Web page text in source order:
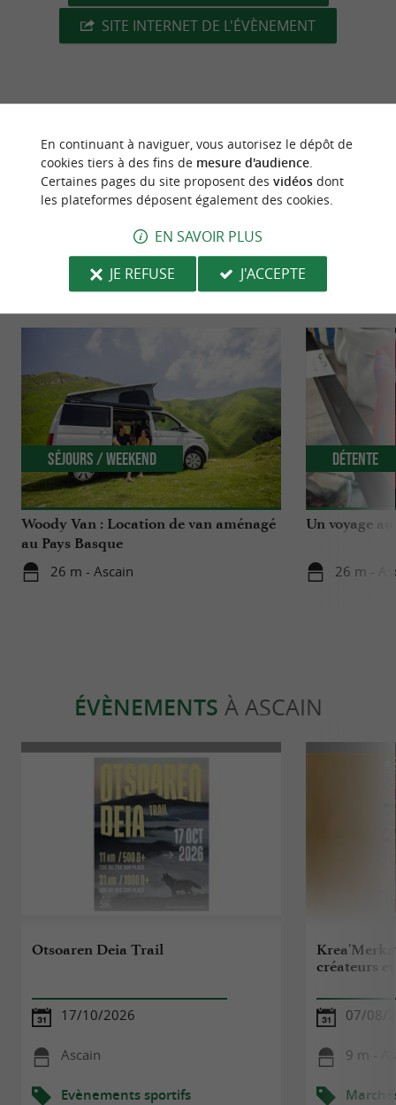
SITE INTERNET DE L'ÉVÈNEMENT
Source :Sirtaqui-Crédit photo :AS Elgarrekin -
NC-ND 4.0
NOUS AVONS TESTÉPOUR VOUS
Woody Van : Location de van aménagé
au Pays Basque
26 m - Ascain
Séjours / Weekend
Un voyage
26 m -
Détente
ÉVÈNEMENTS À ASCAIN
Otsoaren Deia Trail
17/10/2026
Ascain
Evènements sportifs
créateurs
07/08/
9 m -
En continuant à naviguer, vous autorisez le dépôt de
cookies tiers à des fins de mesure d'audience.
Certaines pages du site proposent des vidéosdont
les plateformes déposent également des cookies.
EN SAVOIR PLUS
JE REFUSE
J'ACCEPTE